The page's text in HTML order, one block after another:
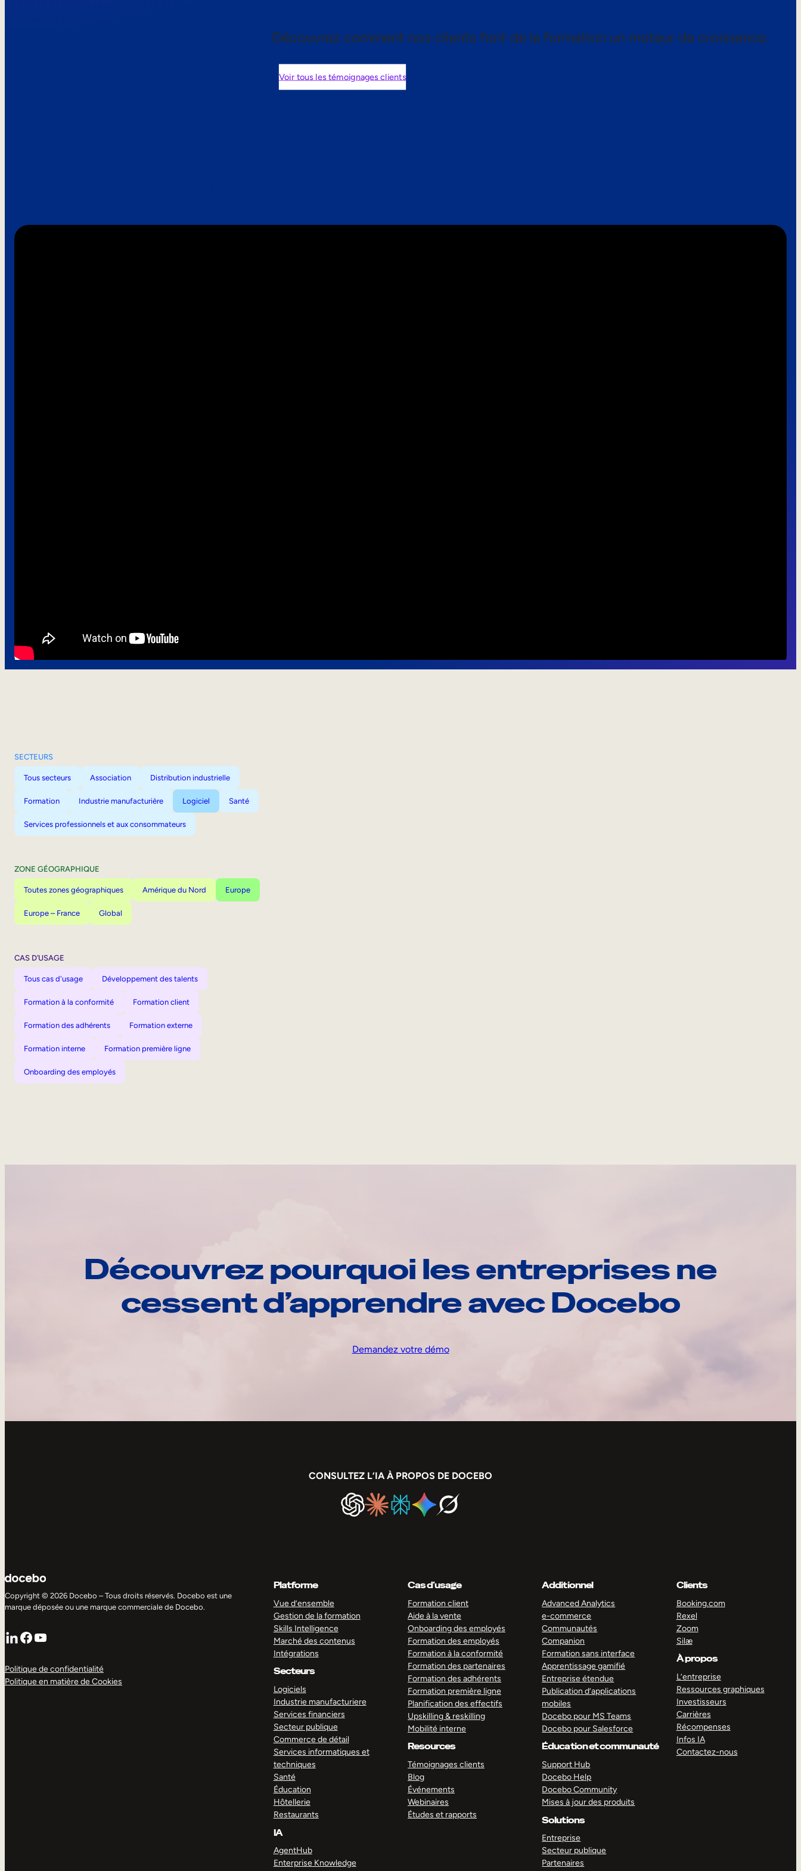
Découvrez comment nos clients font de la formation un moteur de croissance.
Voir tous les témoignages clients
SECTEURS
Tous secteurs Association Distribution industrielle
Formation Industrie manufacturière Logiciel Santé
Services professionnels et aux consommateurs
ZONE GÉOGRAPHIQUE
Toutes zones géographiques Amérique du Nord Europe
Europe – France Global
CAS D’USAGE
Tous cas d'usage Développement des talents
Formation à la conformité Formation client
Formation des adhérents Formation externe
Formation interne Formation première ligne
Onboarding des employés
Découvrez pourquoi les entreprises ne
cessent d’apprendre avec Docebo
Demandez votre démo
CONSULTEZ L’IA À PROPOS DE DOCEBO
Copyright © 2026 Docebo – Tous droits réservés. Docebo est une
marque déposée ou une marque commerciale de Docebo.
LinkedIn
Facebook
YouTube
Politique de confidentialité
Politique en matière de Cookies
Platforme
Vue d’ensemble
Gestion de la formation
Skills Intelligence
Marché des contenus
Intégrations
Secteurs
Logiciels
Industrie manufacturiere
Services financiers
Secteur publique
Commerce de détail
Services informatiques et
techniques
Santé
Éducation
Hôtellerie
Restaurants
IA
AgentHub
Enterprise Knowledge
Cas d’usage
Formation client
Aide à la vente
Onboarding des employés
Formation des employés
Formation à la conformité
Formation des partenaires
Formation des adhérents
Formation première ligne
Planification des effectifs
Upskilling & reskilling
Mobilité interne
Resources
Témoignages clients
Blog
Événements
Webinaires
Études et rapports
Additionnel
Advanced Analytics
e-commerce
Communautés
Companion
Formation sans interface
Apprentissage gamifié
Entreprise étendue
Publication d’applications
mobiles
Docebo pour MS Teams
Docebo pour Salesforce
Éducation et communauté
Support Hub
Docebo Help
Docebo Community
Mises à jour des produits
Solutions
Entreprise
Secteur publique
Partenaires
Clients
Booking.com
Rexel
Zoom
Silæ
À propos
L’entreprise
Ressources graphiques
Investisseurs
Carrières
Récompenses
Infos IA
Contactez-nous